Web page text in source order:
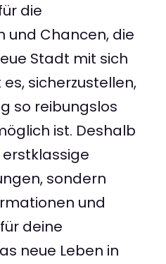
die
und Chancen, die
Stadt mit sich
es, sicherzustellen,
so reibungslos
ist. Deshalb
sondern
und
deine
neue Leben in